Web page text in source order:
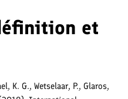
et
K. G., Wetselaar, P., Glaros,